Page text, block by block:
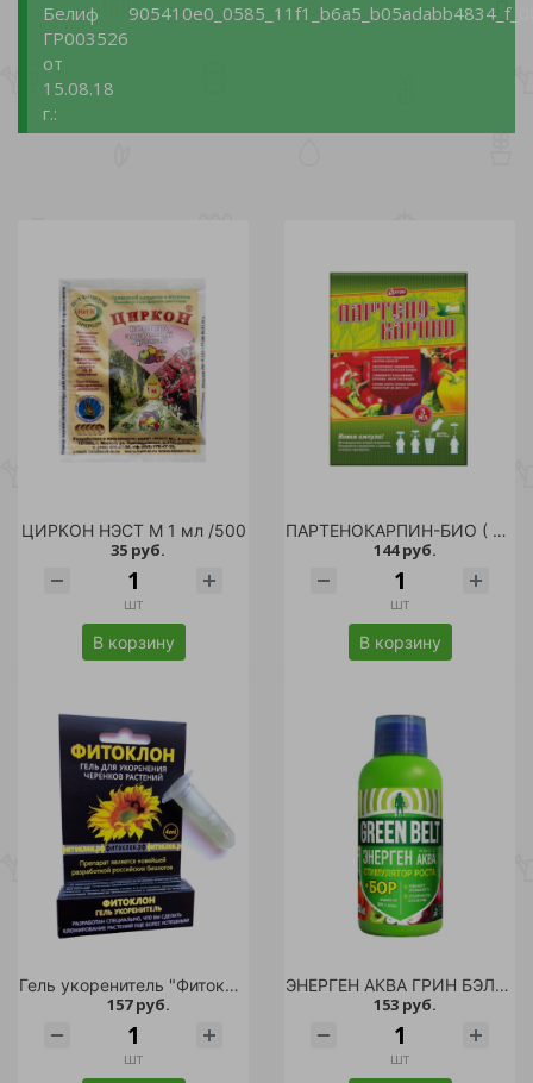
Белиф
ГР003526
от
15.08.18
г.:
ЦИРКОН НЭСТ М 1 мл /500
35 руб.
шт
В корзину
ПАРТЕНОКАРПИН-БИО ( Томатон,Р) ОРТОН 3 мл /100
144 руб.
шт
В корзину
Гель укоренитель "Фитоклон" 4мл /1/50
157 руб.
шт
ЭНЕРГЕН АКВА ГРИН БЭЛТ Бор 250мл /25
153 руб.
шт